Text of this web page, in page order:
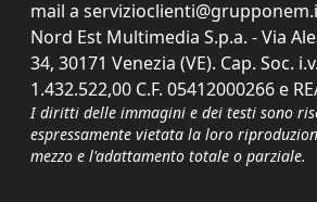
mail a
Nord Est Multimedia S.p.a. - Via
34, 30171 Venezia (VE). Cap. Soc.
1.432.522,00 C.F. 05412000266 e
I diritti delle immagini e dei testi sono
espressamente vietata la loro
mezzo e l'adattamento totale o parziale.